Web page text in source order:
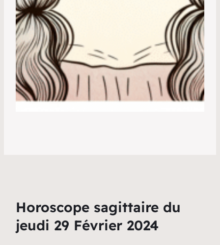
Horoscope sagittaire du
jeudi 29 Février 2024